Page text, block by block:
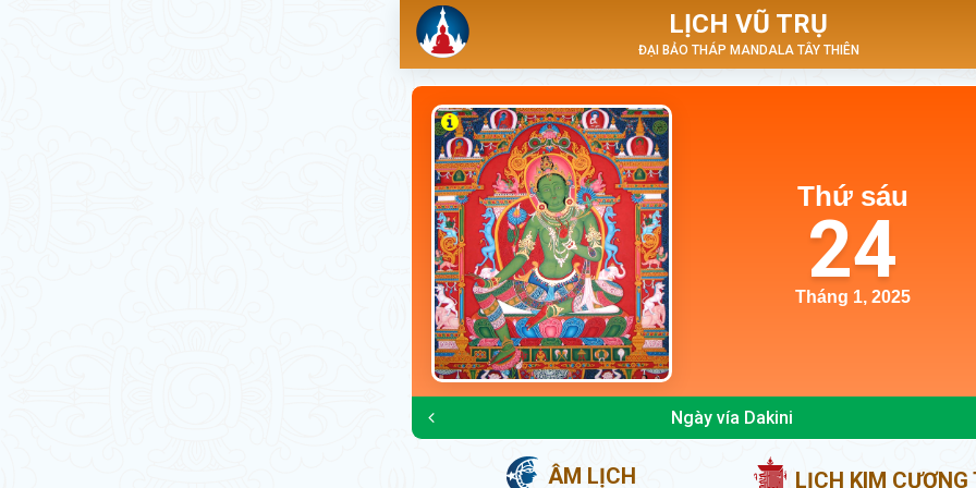
LỊCH VŨ TRỤ
ĐẠI BẢO THÁP MANDALA TÂY THIÊN
Thứ sáu
24
Tháng 1, 2025
Ngày vía Dakini
ÂM LỊCH LỊCH KIM CƯƠNG